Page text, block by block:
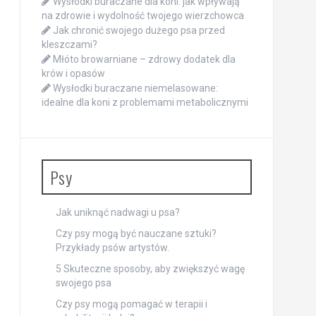
na zdrowie i wydolność twojego wierzchowca
Jak chronić swojego dużego psa przed
kleszczami?
Młóto browarniane – zdrowy dodatek dla
krów i opasów
Wysłodki buraczane niemelasowane:
idealne dla koni z problemami metabolicznymi
Psy
Jak uniknąć nadwagi u psa?
Czy psy mogą być nauczane sztuki?
Przykłady psów artystów.
5 Skuteczne sposoby, aby zwiększyć wagę
swojego psa
Czy psy mogą pomagać w terapii i